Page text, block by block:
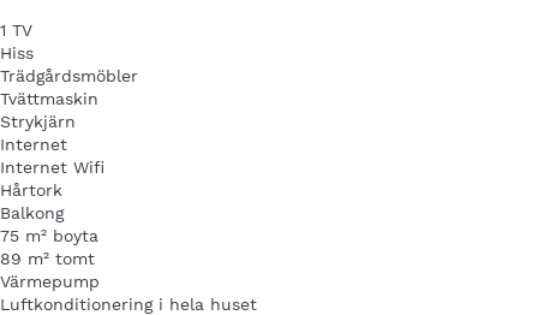
1 TV
Hiss
Trädgårdsmöbler
Tvättmaskin
Strykjärn
Internet
Internet Wifi
Hårtork
Balkong
75 m² boyta
89 m² tomt
Värmepump
Luftkonditionering i hela huset